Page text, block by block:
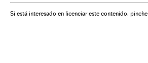
Si está interesado en licenciar este contenido, pinche